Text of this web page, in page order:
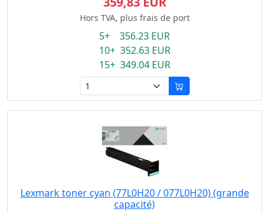
Hors TVA, plus frais de port
5+ 356.23 EUR
10+ 352.63 EUR
15+ 349.04 EUR
Lexmark toner cyan (77L0H20 / 077L0H20) (grande
capacité)